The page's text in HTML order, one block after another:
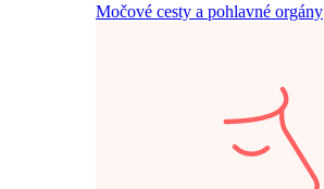
Močové cesty a pohlavné orgány